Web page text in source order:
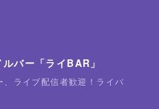
バー「ライBAR」
、ライブ配信者歓迎！ライバ